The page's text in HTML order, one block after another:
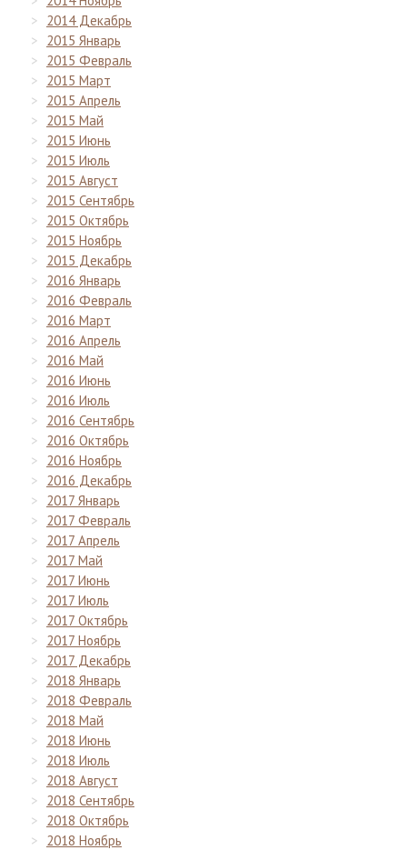
2014 Декабрь
2015 Январь
2015 Февраль
2015 Март
2015 Апрель
2015 Май
2015 Июнь
2015 Июль
2015 Август
2015 Сентябрь
2015 Октябрь
2015 Ноябрь
2015 Декабрь
2016 Январь
2016 Февраль
2016 Март
2016 Апрель
2016 Май
2016 Июнь
2016 Июль
2016 Сентябрь
2016 Октябрь
2016 Ноябрь
2016 Декабрь
2017 Январь
2017 Февраль
2017 Апрель
2017 Май
2017 Июнь
2017 Июль
2017 Октябрь
2017 Ноябрь
2017 Декабрь
2018 Январь
2018 Февраль
2018 Май
2018 Июнь
2018 Июль
2018 Август
2018 Сентябрь
2018 Октябрь
2018 Ноябрь